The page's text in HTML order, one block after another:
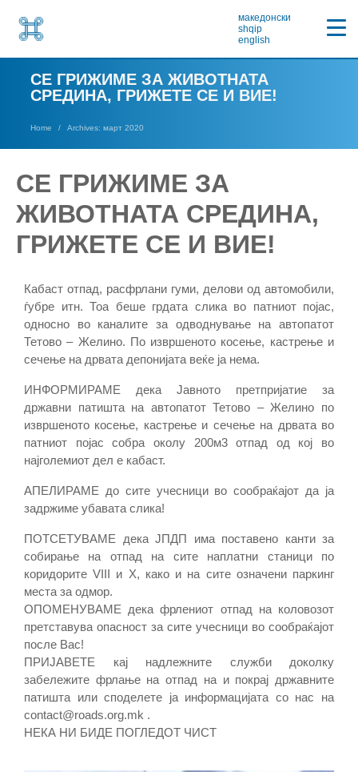
македонски
shqip
english
СЕ ГРИЖИМЕ ЗА ЖИВОТНАТА
СРЕДИНА, ГРИЖЕТЕ СЕ И ВИЕ!
Home Archives: март 2020
СЕ ГРИЖИМЕ ЗА
ЖИВОТНАТА СРЕДИНА,
ГРИЖЕТЕ СЕ И ВИЕ!
Кабаст отпад, расфрлани гуми, делови од автомобили,
ѓубре итн. Тоа беше грдата слика во патниот појас,
односно во каналите за одводнување на автопатот
Тетово – Желино. По извршеното косење, кастрење и
сечење на дрвата депонијата веќе ја нема.
ИНФОРМИРАМЕ дека Јавното претпријатие за
државни патишта на автопатот Тетово – Желино по
извршеното косење, кастрење и сечење на дрвата во
патниот појас собра околу 200м3 отпад од кој во
најголемиот дел е кабаст.
АПЕЛИРАМЕ до сите учесници во сообраќајот да ја
задржиме убавата слика!
ПОТСЕТУВАМЕ дека ЈПДП има поставено канти за
собирање на отпад на сите наплатни станици по
коридорите VIII и X, како и на сите означени паркинг
места за одмор.
ОПОМЕНУВАМЕ дека фрлениот отпад на коловозот
претставува опасност за сите учесници во сообраќајот
после Вас!
ПРИЈАВЕТЕ кај надлежните служби доколку
забележите фрлање на отпад на и покрај државните
патишта или споделете ја информацијата со нас на
contact@roads.org.mk .
НЕКА НИ БИДЕ ПОГЛЕДОТ ЧИСТ